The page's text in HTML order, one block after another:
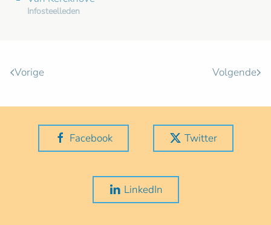
Infosteelleden
Vorige Volgende
Facebook Twitter
LinkedIn